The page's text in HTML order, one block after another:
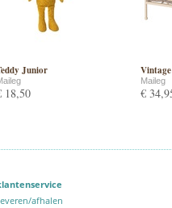
Junior
18,50
Maileg
€
afhalen